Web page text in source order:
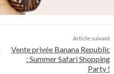
Article suivant
Vente privée Banana Republic
: Summer Safari Shopping
Party !